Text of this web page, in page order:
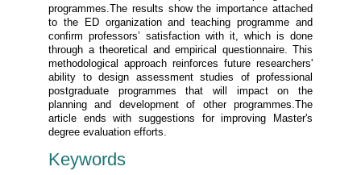
programmes.The results show the importance attached
to the ED organization and teaching programme and
confirm professors’ satisfaction with it, which is done
through a theoretical and empirical questionnaire. This
methodological approach reinforces future researchers'
ability to design assessment studies of professional
postgraduate programmes that will impact on the
planning and development of other programmes.The
article ends with suggestions for improving Master's
degree evaluation efforts.
Keywords